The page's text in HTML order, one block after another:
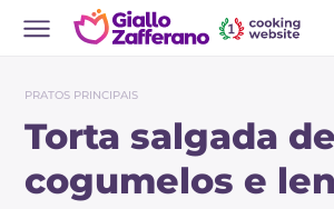
PRATOS PRINCIPAIS
Torta salgada de
cogumelos e